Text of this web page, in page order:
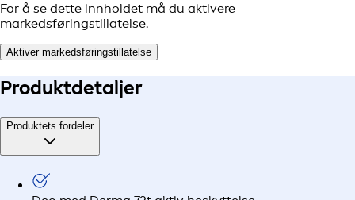
For å se dette innholdet må du aktivere
markedsføringstillatelse.
Aktiver markedsføringstillatelse
Produktdetaljer
Produktets fordeler